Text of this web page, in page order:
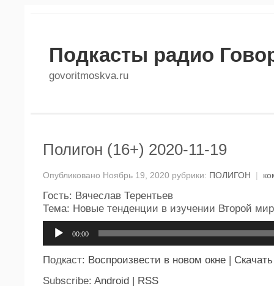
Подкасты радио
govoritmoskva.ru
Полигон (16+) 2020-11-19
Опубликовано Ноябрь 19, 2020 рубрики: ПОЛИГОН |
Гость: Вячеслав Терентьев
Тема: Новые тенденции в изучении Второй
00:00
Подкаст: Воспроизвести в новом окне | Скачать
Subscribe: Android | RSS